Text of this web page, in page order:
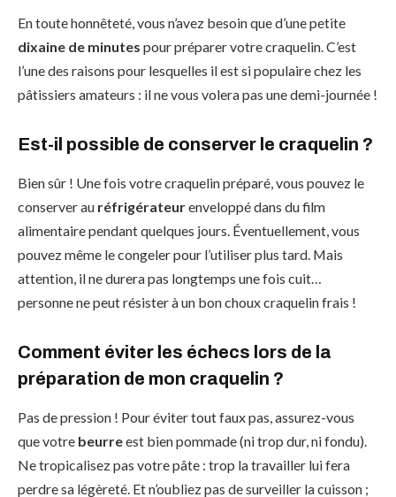
En toute honnêteté, vous n’avez besoin que d’une petite
dixaine de minutes pour préparer votre craquelin. C’est
l’une des raisons pour lesquelles il est si populaire chez les
pâtissiers amateurs : il ne vous volera pas une demi-journée !
Est-il possible de conserver le craquelin ?
Bien sûr ! Une fois votre craquelin préparé, vous pouvez le
conserver au réfrigérateurenveloppé dans du film
alimentaire pendant quelques jours. Éventuellement, vous
pouvez même le congeler pour l’utiliser plus tard. Mais
attention, il ne durera pas longtemps une fois cuit…
personne ne peut résister à un bon choux craquelin frais !
Comment éviter les échecs lors de la
préparation de mon craquelin ?
Pas de pression ! Pour éviter tout faux pas, assurez-vous
que votre beurreest bien pommade (ni trop dur, ni fondu).
Ne tropicalisez pas votre pâte : trop la travailler lui fera
perdre sa légèreté. Et n’oubliez pas de surveiller la cuisson ;